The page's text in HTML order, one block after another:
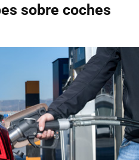
sobre coches